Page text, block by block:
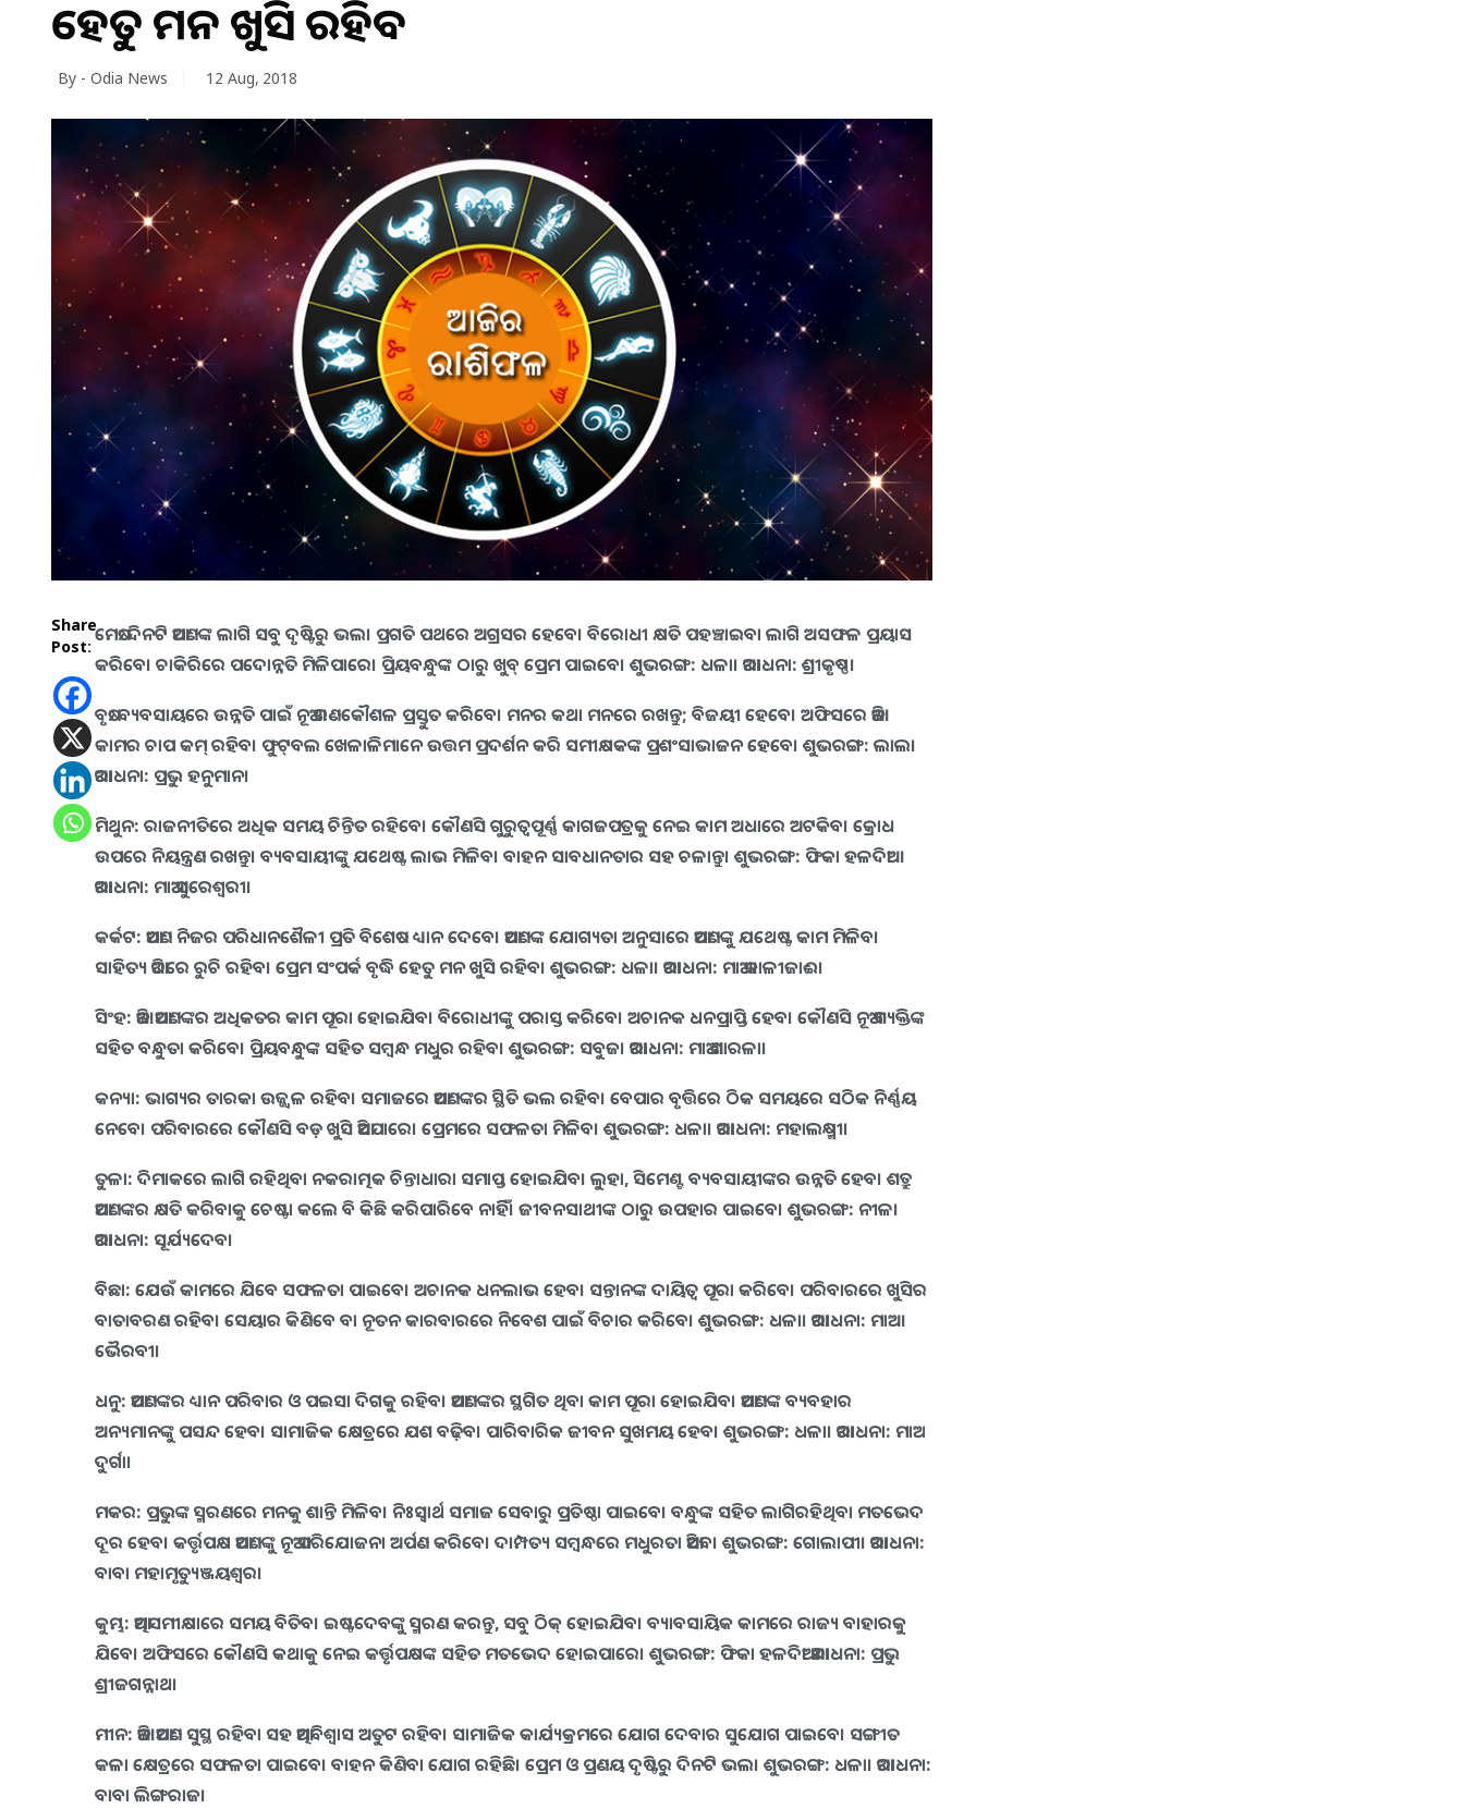
ହେତୁ ମନ ଖୁସି ରହିବ
By - Odia News 12 Aug, 2018
Share
Post:
ମେଷ:ଦିନଟି ଆପଣଙ୍କ ଲାଗି ସବୁ ଦୃଷ୍ଟିରୁ ଭଲ। ପ୍ରଗତି ପଥରେ ଅଗ୍ରସର ହେବେ। ବିରୋଧୀ କ୍ଷତି ପହଞ୍ଚାଇବା ଲାଗି ଅସଫଳ ପ୍ରୟାସ
କରିବେ। ଚାକିରିରେ ପଦୋନ୍ନତି ମିଳିପାରେ। ପ୍ରିୟବନ୍ଧୁଙ୍କ ଠାରୁ ଖୁବ୍‌ ପ୍ରେମ ପାଇବେ। ଶୁଭରଙ୍ଗ: ଧଳା। ଆରାଧନା: ଶ୍ରୀକୃଷ୍ଣ।
ବୃଷ:ବ୍ୟବସାୟରେ ଉନ୍ନତି ପାଇଁ ନୂଆ ରଣକୌଶଳ ପ୍ରସ୍ତୁତ କରିବେ। ମନର କଥା ମନରେ ରଖନ୍ତୁ; ବିଜୟୀ ହେବେ। ଅଫିସରେ ଆଜି
କାମର ଚାପ କମ୍‌ ରହିବ। ଫୁଟ୍‌ବଲ ଖେଳାଳିମାନେ ଉତ୍ତମ ପ୍ରଦର୍ଶନ କରି ସମୀକ୍ଷକଙ୍କ ପ୍ରଶଂସାଭାଜନ ହେବେ। ଶୁଭରଙ୍ଗ: ଲାଲ।
ଆରାଧନା: ପ୍ରଭୁ ହନୁମାନ।
ମିଥୁନ: ରାଜନୀତିରେ ଅଧିକ ସମୟ ଚିନ୍ତିତ ରହିବେ। କୌଣସି ଗୁରୁତ୍ଵପୂର୍ଣ୍ଣ କାଗଜପତ୍ରକୁ ନେଇ କାମ ଅଧାରେ ଅଟକିବ। କ୍ରୋଧ
ଉପରେ ନିୟନ୍ତ୍ରଣ ରଖନ୍ତୁ। ବ୍ୟବସାୟୀଙ୍କୁ ଯଥେଷ୍ଟ ଲାଭ ମିଳିବ। ବାହନ ସାବଧାନତାର ସହ ଚଳାନ୍ତୁ। ଶୁଭରଙ୍ଗ: ଫିକା ହଳଦିଆ।
ଆରାଧନା: ମାଆ ସୁରେଶ୍ୱରୀ।
କର୍କଟ: ଆପଣ ନିଜର ପରିଧାନଶୈଳୀ ପ୍ରତି ବିଶେଷ ଧ୍ୟାନ ଦେବେ। ଆପଣଙ୍କ ଯୋଗ୍ୟତା ଅନୁସାରେ ଆପଣଙ୍କୁ ଯଥେଷ୍ଟ କାମ ମିଳିବ।
ସାହିତ୍ୟ ଆଦିରେ ରୁଚି ରହିବ। ପ୍ରେମ ସଂପର୍କ ବୃଦ୍ଧି ହେତୁ ମନ ଖୁସି ରହିବ। ଶୁଭରଙ୍ଗ: ଧଳା। ଆରାଧନା: ମାଆ କାଳୀଜାଈ।
ସିଂହ: ଆଜି ଆପଣଙ୍କର ଅଧିକତର କାମ ପୂରା ହୋଇଯିବ। ବିରୋଧୀଙ୍କୁ ପରାସ୍ତ କରିବେ। ଅଚାନକ ଧନପ୍ରାପ୍ତି ହେବ। କୌଣସି ନୂଆ ବ୍ୟକ୍ତିଙ୍କ
ସହିତ ବନ୍ଧୁତା କରିବେ। ପ୍ରିୟବନ୍ଧୁଙ୍କ ସହିତ ସମ୍ବନ୍ଧ ମଧୁର ରହିବ। ଶୁଭରଙ୍ଗ: ସବୁଜ। ଆରାଧନା: ମାଆ ଶାରଳା।
କନ୍ୟା: ଭାଗ୍ୟର ତାରକା ଉଜ୍ଜ୍ଵଳ ରହିବ। ସମାଜରେ ଆପଣଙ୍କର ସ୍ଥିତି ଭଲ ରହିବ। ବେପାର ବୃତ୍ତିରେ ଠିକ ସମୟରେ ସଠିକ ନିର୍ଣ୍ଣୟ
ନେବେ। ପରିବାରରେ କୌଣସି ବଡ଼ ଖୁସି ଆସିପାରେ। ପ୍ରେମରେ ସଫଳତା ମିଳିବ। ଶୁଭରଙ୍ଗ: ଧଳା। ଆରାଧନା: ମହାଲକ୍ଷ୍ମୀ।
ତୁଳା: ଦିମାକରେ ଲାଗି ରହିଥିବା ନକରାତ୍ମକ ଚିନ୍ତାଧାରା ସମାପ୍ତ ହୋଇଯିବ। ଲୁହା, ସିମେଣ୍ଟ ବ୍ୟବସାୟୀଙ୍କର ଉନ୍ନତି ହେବ। ଶତ୍ରୁ
ଆପଣଙ୍କର କ୍ଷତି କରିବାକୁ ଚେଷ୍ଟା କଲେ ବି କିଛି କରିପାରିବେ ନାହିିଁ। ଜୀବନସାଥୀଙ୍କ ଠାରୁ ଉପହାର ପାଇବେ। ଶୁଭରଙ୍ଗ: ନୀଳ।
ଆରାଧନା: ସୂର୍ଯ୍ୟଦେବ।
ବିଛା: ଯେଉଁ କାମରେ ଯିବେ ସଫଳତା ପାଇବେ। ଅଚାନକ ଧନଲାଭ ହେବ। ସନ୍ତାନଙ୍କ ଦାୟିତ୍ଵ ପୂରା କରିବେ। ପରିବାରରେ ଖୁସିର
ବାତାବରଣ ରହିବ। ସେୟାର କିଣିବେ ବା ନୂତନ କାରବାରରେ ନିବେଶ ପାଇଁ ବିଚାର କରିବେ। ଶୁଭରଙ୍ଗ: ଧଳା। ଆରାଧନା: ମାଆ
ଭୈରବୀ।
ଧନୁ: ଆପଣଙ୍କର ଧ୍ୟାନ ପରିବାର ଓ ପଇସା ଦିଗକୁ ରହିବ। ଆପଣଙ୍କର ସ୍ଥଗିତ ଥିବା କାମ ପୂରା ହୋଇଯିବ। ଆପଣଙ୍କ ବ୍ୟବହାର
ଅନ୍ୟମାନଙ୍କୁ ପସନ୍ଦ ହେବ। ସାମାଜିକ କ୍ଷେତ୍ରରେ ଯଶ ବଢ଼ିବ। ପାରିବାରିକ ଜୀବନ ସୁଖମୟ ହେବ। ଶୁଭରଙ୍ଗ: ଧଳା। ଆରାଧନା: ମାଆ
ଦୁର୍ଗା।
ମକର: ପ୍ରଭୁଙ୍କ ସ୍ମରଣରେ ମନକୁ ଶାନ୍ତି ମିଳିବ। ନିଃସ୍ୱାର୍ଥ ସମାଜ ସେବାରୁ ପ୍ରତିଷ୍ଠା ପାଇବେ। ବନ୍ଧୁଙ୍କ ସହିତ ଲାଗିରହିଥିବା ମତଭେଦ
ଦୂର ହେବ। କର୍ତ୍ତୃପକ୍ଷ ଆପଣଙ୍କୁ ନୂଆ ପରିଯୋଜନା ଅର୍ପଣ କରିବେ। ଦାମ୍ପତ୍ୟ ସମ୍ବନ୍ଧରେ ମଧୁରତା ଆସିବ। ଶୁଭରଙ୍ଗ: ଗୋଲାପୀ। ଆରାଧନା:
ବାବା ମହାମୃତ୍ୟୁଞ୍ଜୟଶ୍ୱର।
କୁମ୍ଭ: ଆତ୍ମସମୀକ୍ଷାରେ ସମୟ ବିତିବ। ଇଷ୍ଟଦେବଙ୍କୁ ସ୍ମରଣ କରନ୍ତୁ, ସବୁ ଠିକ୍‌ ହୋଇଯିବ। ବ୍ୟାବସାୟିକ କାମରେ ରାଜ୍ୟ ବାହାରକୁ
ଯିବେ। ଅଫିସରେ କୌଣସି କଥାକୁ ନେଇ କର୍ତ୍ତୃପକ୍ଷଙ୍କ ସହିତ ମତଭେଦ ହୋଇପାରେ। ଶୁଭରଙ୍ଗ: ଫିକା ହଳଦିଆ। ଆରାଧନା: ପ୍ରଭୁ
ଶ୍ରୀଜଗନ୍ନାଥ।
ମୀନ: ଆଜି ଆପଣ ସୁସ୍ଥ ରହିବା ସହ ଆତ୍ମବିଶ୍ୱାସ ଅତୁଟ ରହିବ। ସାମାଜିକ କାର୍ଯ୍ୟକ୍ରମରେ ଯୋଗ ଦେବାର ସୁଯୋଗ ପାଇବେ। ସଙ୍ଗୀତ
କଳା କ୍ଷେତ୍ରରେ ସଫଳତା ପାଇବେ। ବାହନ କିଣିବା ଯୋଗ ରହିଛି। ପ୍ରେମ ଓ ପ୍ରଣୟ ଦୃଷ୍ଟିରୁ ଦିନଟି ଭଲ। ଶୁଭରଙ୍ଗ: ଧଳା। ଆରାଧନା:
ବାବା ଲିଙ୍ଗରାଜ।